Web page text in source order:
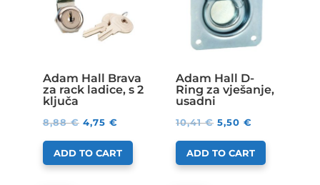
Adam Hall Brava
za rack ladice, s 2
ključa
8,88€ 4,75 €
ADD TO CART
Adam Hall D-
Ring za vješanje,
usadni
10,41€ 5,50€
ADD TO CART